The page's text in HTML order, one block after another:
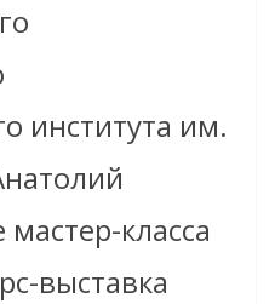
института им.
класса
выставка